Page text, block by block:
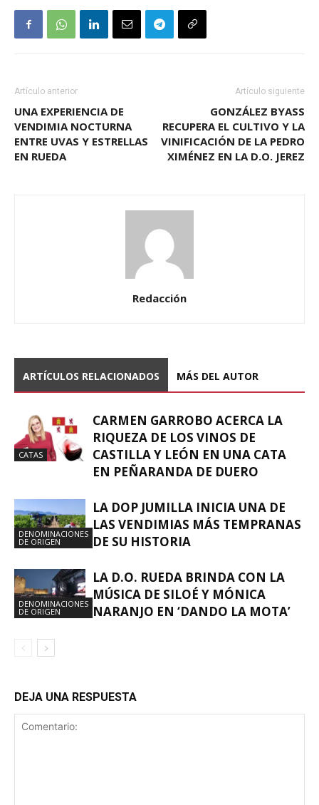
Artículo anterior
UNA EXPERIENCIA DE
VENDIMIA NOCTURNA
ENTRE UVAS Y ESTRELLAS
EN RUEDA
Artículo siguiente
GONZÁLEZ BYASS
RECUPERA EL CULTIVO Y LA
VINIFICACIÓN DE LA PEDRO
XIMÉNEZ EN LA D.O. JEREZ
Redacción
ARTÍCULOS RELACIONADOS MÁS DEL AUTOR
CATAS
CARMEN GARROBO ACERCA LA
RIQUEZA DE LOS VINOS DE
CASTILLA Y LEÓN EN UNA CATA
EN PEÑARANDA DE DUERO
DENOMINACIONES
DE ORIGEN
LA DOP JUMILLA INICIA UNA DE
LAS VENDIMIAS MÁS TEMPRANAS
DE SU HISTORIA
DENOMINACIONES
DE ORIGEN
LA D.O. RUEDA BRINDA CON LA
MÚSICA DE SILOÉ Y MÓNICA
NARANJO EN ‘DANDO LA MOTA’
DEJA UNA RESPUESTA